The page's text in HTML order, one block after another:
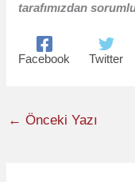
tarafımızdan
Facebook Twitter
← Önceki Yazı